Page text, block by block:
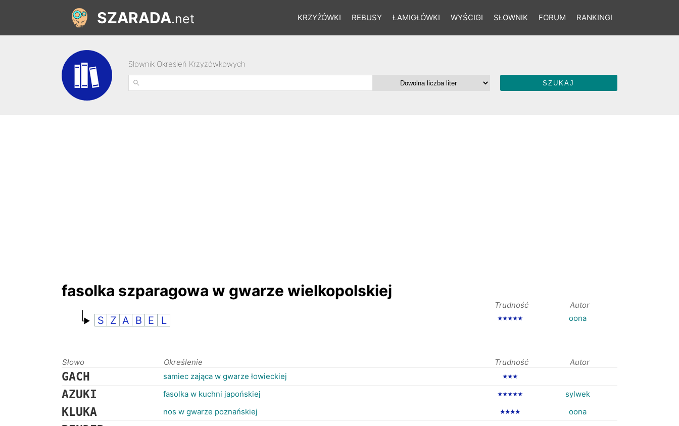
KRZYŻÓWKI REBUSY ŁAMIGŁÓWKI WYŚCIGI SŁOWNIK FORUM RANKINGI
SZARADA.net
Słownik Określeń Krzyżówkowych
fasolka szparagowa w gwarze wielkopolskiej
Trudność Autor
S Z A B E L ★★★★★ oona
Słowo Określenie Trudność Autor
GACH samiec zająca w gwarze łowieckiej ★★★
AZUKI fasolka w kuchni japońskiej ★★★★★ sylwek
KLUKA nos w gwarze poznańskiej ★★★★ oona